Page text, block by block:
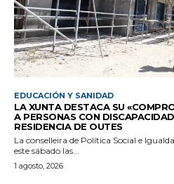
EDUCACIÓN Y SANIDAD
LA XUNTA DESTACA SU
A PERSONAS CON
RESIDENCIA DE OUTES
La conselleira de Política Social e
este sábado las...
1 agosto, 2026